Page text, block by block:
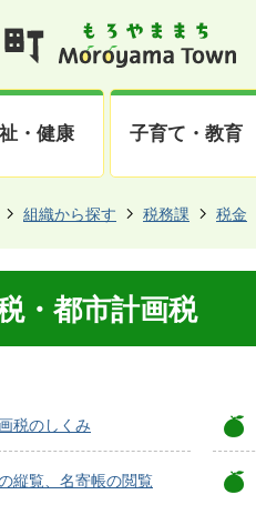
・健康 子育て・教育
組織から探す 税務課 税金
・都市計画税
税のしくみ
縦覧、名寄帳の閲覧